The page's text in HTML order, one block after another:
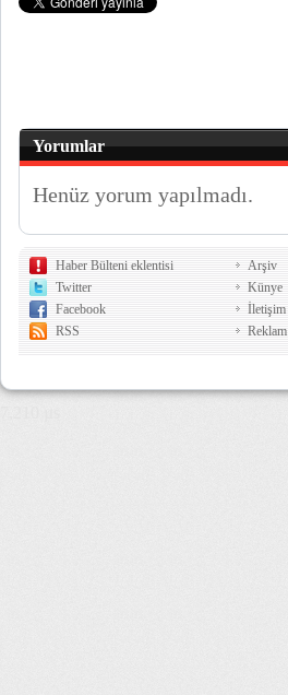
Yorumlar
Henüz yorum yapılmadı.
Haber Bülteni eklentisi
Twitter
Facebook
RSS
Arşiv
Künye
İletişim
Reklam